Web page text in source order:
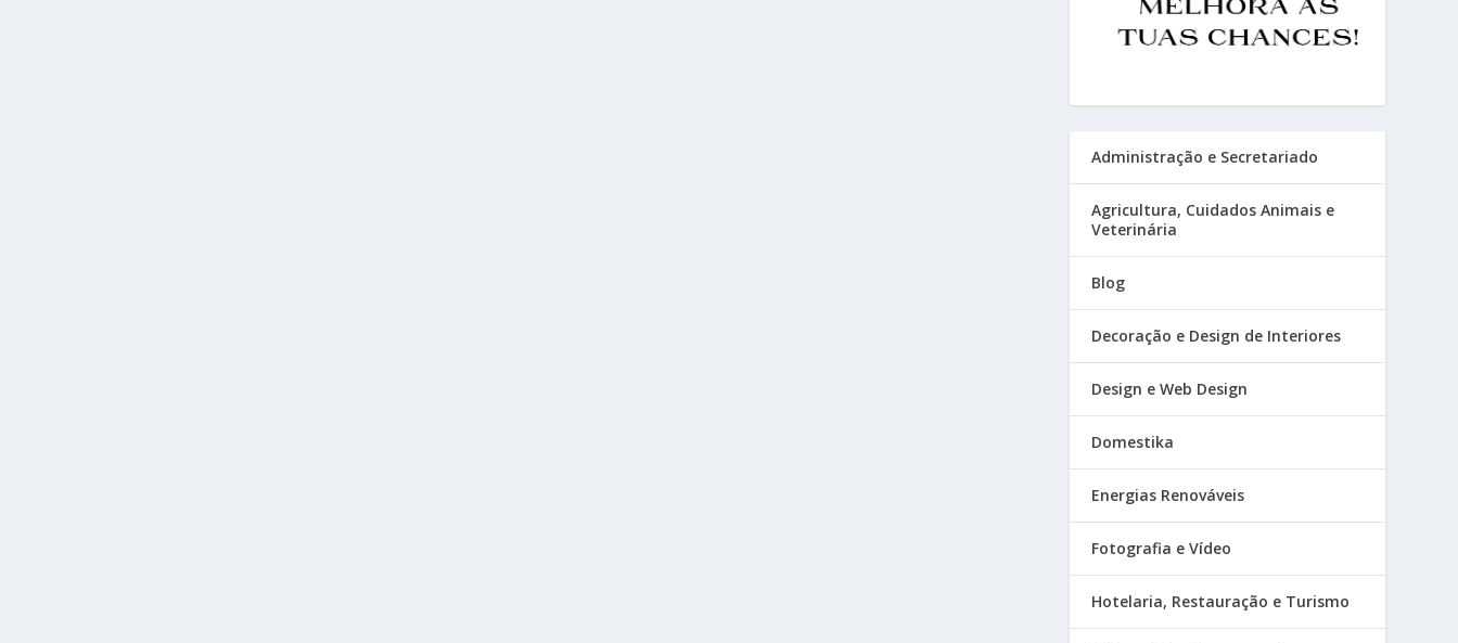
Administração e Secretariado
Agricultura, Cuidados Animais e
Veterinária
Blog
Decoração e Design de Interiores
Design e Web Design
Domestika
Energias Renováveis
Fotografia e Vídeo
Hotelaria, Restauração e Turismo